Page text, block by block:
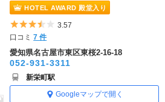
HOTEL AWARD 殿堂入り
5つ星のうち3.5
3.57
口コミ7 件
愛知県名古屋市東区東桜2-16-18
052-931-3311
新栄町駅
Googleマップで開く